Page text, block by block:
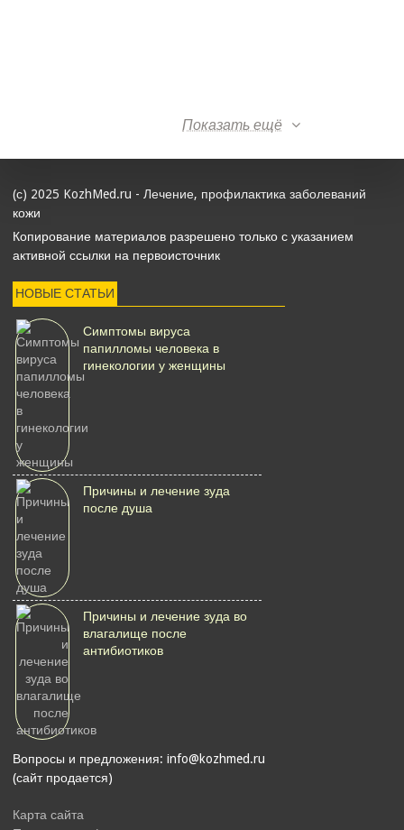
Показать ещё
(с) 2025 KozhMed.ru - Лечение, профилактика заболеваний
кожи
Копирование материалов разрешено только с указанием
активной ссылки на первоисточник
НОВЫЕ СТАТЬИ
Симптомы вируса
папилломы человека в
гинекологии у женщины
Причины и лечение зуда
после душа
Причины и лечение зуда во
влагалище после
антибиотиков
Вопросы и предложения: info@kozhmed.ru
(сайт продается)
Карта сайта